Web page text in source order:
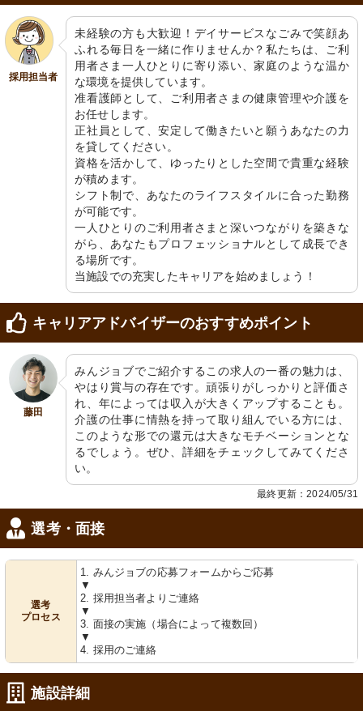
採用担当者
未経験の方も大歓迎！デイサービスなごみで笑顔あ
ふれる毎日を一緒に作りませんか？私たちは、ご利
用者さま一人ひとりに寄り添い、家庭のような温か
な環境を提供しています。
准看護師として、ご利用者さまの健康管理や介護を
お任せします。
正社員として、安定して働きたいと願うあなたの力
を貸してください。
資格を活かして、ゆったりとした空間で貴重な経験
が積めます。
シフト制で、あなたのライフスタイルに合った勤務
が可能です。
一人ひとりのご利用者さまと深いつながりを築きな
がら、あなたもプロフェッショナルとして成長でき
る場所です。
当施設での充実したキャリアを始めましょう！
キャリアアドバイザーのおすすめポイント
藤田
みんジョブでご紹介するこの求人の一番の魅力は、
やはり賞与の存在です。頑張りがしっかりと評価さ
れ、年によっては収入が大きくアップすることも。
介護の仕事に情熱を持って取り組んでいる方には、
このような形での還元は大きなモチベーションとな
るでしょう。ぜひ、詳細をチェックしてみてくださ
い。
最終更新：2024/05/31
選考・面接
選考
プロセス
1. みんジョブの応募フォームからご応募
▼
2. 採用担当者よりご連絡
▼
3. 面接の実施（場合によって複数回）
▼
4. 採用のご連絡
施設詳細